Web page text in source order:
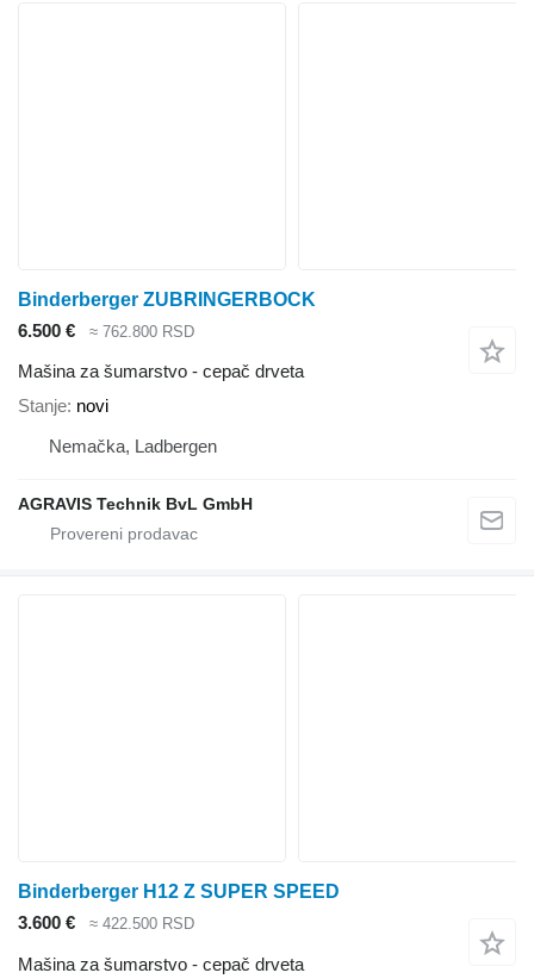
Binderberger ZUBRINGERBOCK
6.500 €
≈ 762.800 RSD
Mašina za šumarstvo - cepač drveta
Stanje novi
Nemačka, Ladbergen
AGRAVIS Technik BvL GmbH
Binderberger H12 Z SUPER SPEED
3.600 €
≈ 422.500 RSD
Mašina za šumarstvo - cepač drveta